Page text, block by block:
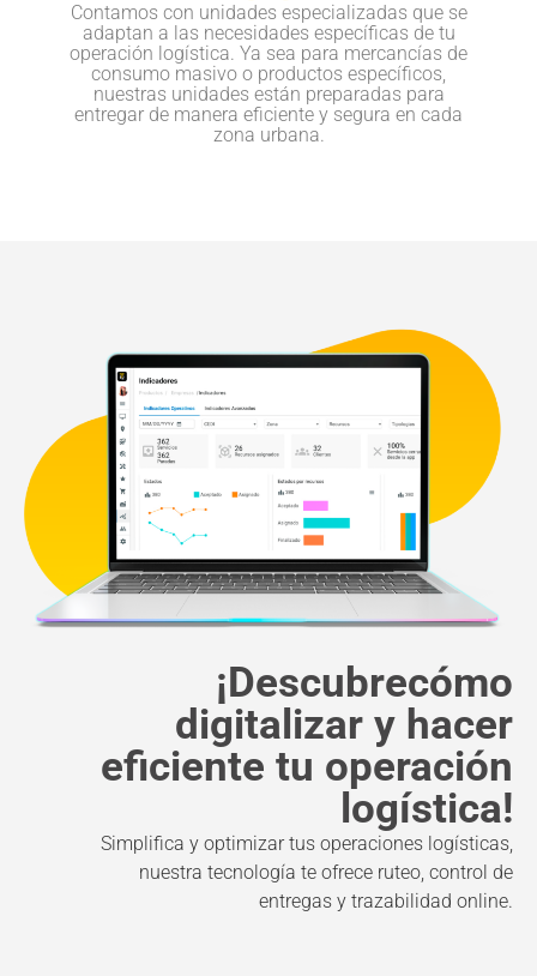
Contamos con unidades especializadas que se
adaptan a las necesidades específicas de tu
operación logística. Ya sea para mercancías de
consumo masivo o productos específicos,
nuestras unidades están preparadas para
entregar de manera eficiente y segura en cada
zona urbana.
¡Descubrecómo
digitalizar y hacer
eficiente tu operación
logística!
Simplifica y optimizar tus operaciones logísticas,
nuestra tecnología te ofrece ruteo, control de
entregas y trazabilidad online.